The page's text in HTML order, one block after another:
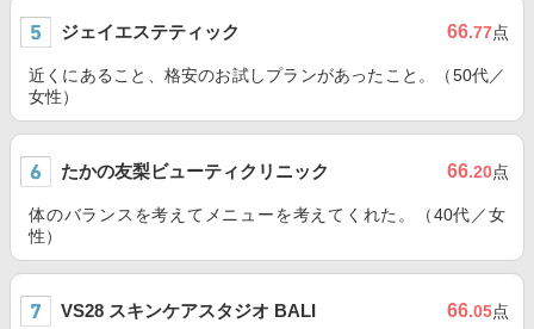
ジェイエステティック 66.77点
近くにあること、格安のお試しプランがあったこと。（50代／
女性）
たかの友梨ビューティクリニック 66.20点
体のバランスを考えてメニューを考えてくれた。（40代／女
性）
VS28 スキンケアスタジオ BALI 66.05点